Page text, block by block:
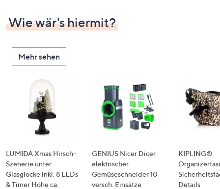
Wie wär's hiermit?
Mehr sehen
LUMIDA Xmas Hirsch-
Szenerie unter
Glasglocke inkl. 8 LEDs
& Timer Höhe ca.
GENIUS Nicer Dicer
elektrischer
Gemüseschneider 10
versch. Einsätze
KIPLING®
Details